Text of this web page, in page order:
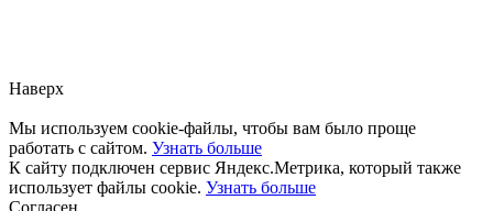
Наверх
Мы используем cookie-файлы, чтобы вам было проще
работать с сайтом. Узнать больше
К сайту подключен сервис Яндекс.Метрика, который также
использует файлы cookie. Узнать больше
Согласен